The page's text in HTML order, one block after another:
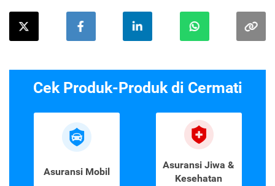
Cek Produk-Produk di Cermati
Asuransi Mobil
Asuransi Jiwa &
Kesehatan